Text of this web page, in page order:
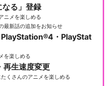
クラ大戦 歌謡ショウ 五周年
念公演「海神別…
クラ大戦 巴里花組 特別ミニ
イブショウ
なる」登録
ニメを楽しめる
最新話の追加をお知らせ
・PlayStat
を楽しめる
再生速度変更
くさんのアニメを楽しめる